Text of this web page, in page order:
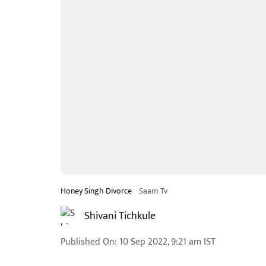
Honey Singh Divorce Saam Tv
Shivani Tichkule
Published On: 10 Sep 2022, 9:21 am IST